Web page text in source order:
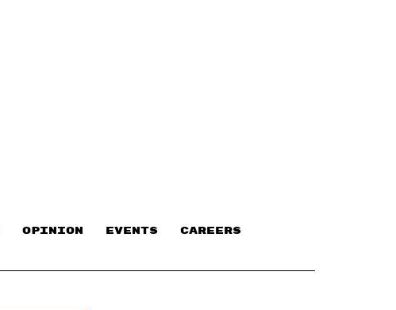
OPINION EVENTS CAREERS